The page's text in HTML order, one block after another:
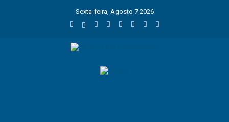
Sexta-feira, Agosto 7 2026